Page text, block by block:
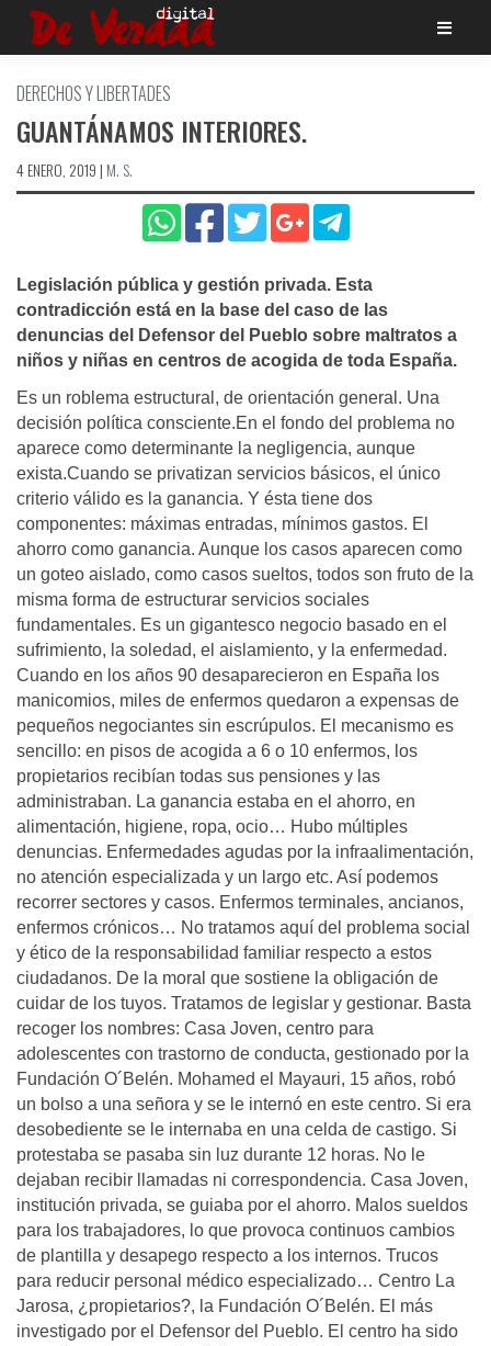
Saltar
DERECHOS Y LIBERTADES
GUANTÁNAMOS INTERIORES.
4 ENERO, 2019 | M. S.
Legislación pública y gestión privada. Esta
contradicción está en la base del caso de las
denuncias del Defensor del Pueblo sobre maltratos a
niños y niñas en centros de acogida de toda España.
Es un roblema estructural, de orientación general. Una
decisión política consciente.En el fondo del problema no
aparece como determinante la negligencia, aunque
exista.Cuando se privatizan servicios básicos, el único
criterio válido es la ganancia. Y ésta tiene dos
componentes: máximas entradas, mínimos gastos. El
ahorro como ganancia. Aunque los casos aparecen como
un goteo aislado, como casos sueltos, todos son fruto de la
misma forma de estructurar servicios sociales
fundamentales. Es un gigantesco negocio basado en el
sufrimiento, la soledad, el aislamiento, y la enfermedad.
Cuando en los años 90 desaparecieron en España los
manicomios, miles de enfermos quedaron a expensas de
pequeños negociantes sin escrúpulos. El mecanismo es
sencillo: en pisos de acogida a 6 o 10 enfermos, los
propietarios recibían todas sus pensiones y las
administraban. La ganancia estaba en el ahorro, en
alimentación, higiene, ropa, ocio… Hubo múltiples
denuncias. Enfermedades agudas por la infraalimentación,
no atención especializada y un largo etc. Así podemos
recorrer sectores y casos. Enfermos terminales, ancianos,
enfermos crónicos… No tratamos aquí del problema social
y ético de la responsabilidad familiar respecto a estos
ciudadanos. De la moral que sostiene la obligación de
cuidar de los tuyos. Tratamos de legislar y gestionar. Basta
recoger los nombres: Casa Joven, centro para
adolescentes con trastorno de conducta, gestionado por la
Fundación O´Belén. Mohamed el Mayauri, 15 años, robó
un bolso a una señora y se le internó en este centro. Si era
desobediente se le internaba en una celda de castigo. Si
protestaba se pasaba sin luz durante 12 horas. No le
dejaban recibir llamadas ni correspondencia. Casa Joven,
institución privada, se guiaba por el ahorro. Malos sueldos
para los trabajadores, lo que provoca continuos cambios
de plantilla y desapego respecto a los internos. Trucos
para reducir personal médico especializado… Centro La
Jarosa, ¿propietarios?, la Fundación O´Belén. El más
investigado por el Defensor del Pueblo. El centro ha sido